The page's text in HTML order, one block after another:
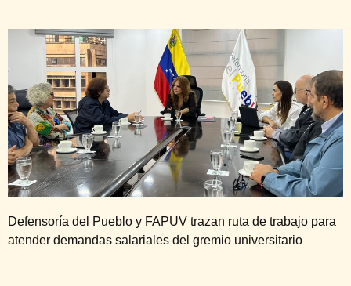
Defensoría del Pueblo y FAPUV trazan ruta de trabajo para
atender demandas salariales del gremio universitario